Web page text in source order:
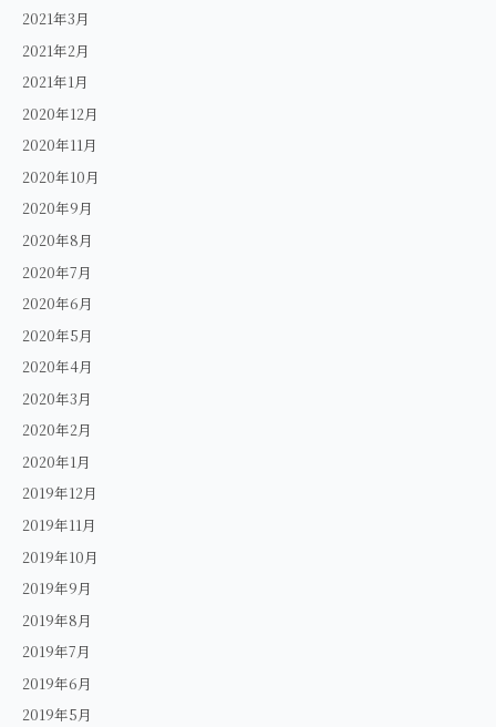
2021年3月
2021年2月
2021年1月
2020年12月
2020年11月
2020年10月
2020年9月
2020年8月
2020年7月
2020年6月
2020年5月
2020年4月
2020年3月
2020年2月
2020年1月
2019年12月
2019年11月
2019年10月
2019年9月
2019年8月
2019年7月
2019年6月
2019年5月